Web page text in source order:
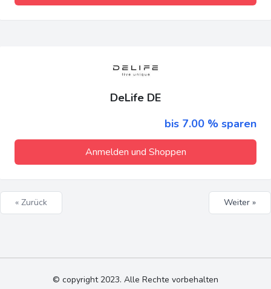
DeLife DE
bis 7.00 % sparen
Anmelden und Shoppen
« Zurück Weiter »
© copyright 2023. Alle Rechte vorbehalten